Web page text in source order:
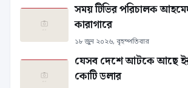
সময় টিভির পরিচালক
কারাগারে
১৮ জুন ২০২৬, বৃহস্পতিবার
যেসব দেশে আটকে আছে
কোটি ডলার